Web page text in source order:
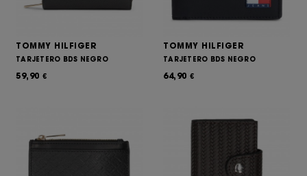
TOMMY HILFIGER
TARJETERO BDS NEGRO
59,90 €
TOMMY HILFIGER
TARJETERO BDS NEGRO
64,90 €